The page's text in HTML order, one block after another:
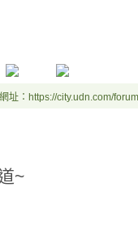
址：https://city.udn.com/
~